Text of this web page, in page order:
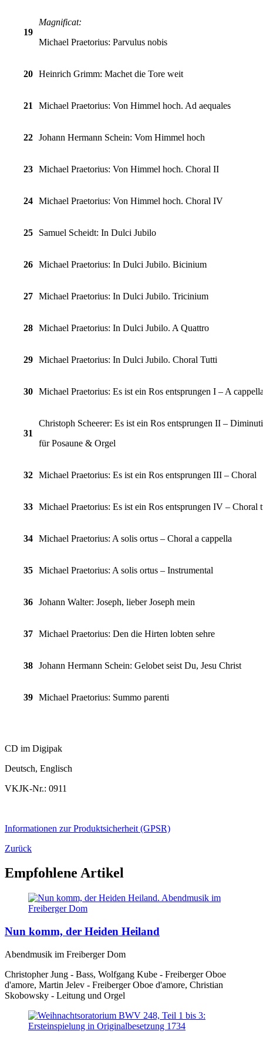
19
Magnificat:
Michael Praetorius: Parvulus nobis
20 Heinrich Grimm: Machet die Tore weit
21 Michael Praetorius: Von Himmel hoch. Ad aequales
22 Johann Hermann Schein: Vom Himmel hoch
23 Michael Praetorius: Von Himmel hoch. Choral II
24 Michael Praetorius: Von Himmel hoch. Choral IV
25 Samuel Scheidt: In Dulci Jubilo
26 Michael Praetorius: In Dulci Jubilo. Bicinium
27 Michael Praetorius: In Dulci Jubilo. Tricinium
28 Michael Praetorius: In Dulci Jubilo. A Quattro
29 Michael Praetorius: In Dulci Jubilo. Choral Tutti
30 Michael Praetorius: Es ist ein Ros entsprungen I – A
31
Christoph Scheerer: Es ist ein Ros entsprungen II –
für Posaune & Orgel
32 Michael Praetorius: Es ist ein Ros entsprungen III – Choral
33 Michael Praetorius: Es ist ein Ros entsprungen IV – Choral
34 Michael Praetorius: A solis ortus – Choral a cappella
35 Michael Praetorius: A solis ortus – Instrumental
36 Johann Walter: Joseph, lieber Joseph mein
37 Michael Praetorius: Den die Hirten lobten sehre
38 Johann Hermann Schein: Gelobet seist Du, Jesu Christ
39 Michael Praetorius: Summo parenti
CD im Digipak
Deutsch, Englisch
VKJK-Nr.: 0911
Informationen zur Produktsicherheit (GPSR)
Zurück
Empfohlene Artikel
Nun komm, der Heiden Heiland
Abendmusik im Freiberger Dom
Christopher Jung - Bass, Wolfgang Kube - Freiberger Oboe
d'amore, Martin Jelev - Freiberger Oboe d'amore, Christian
Skobowsky - Leitung und Orgel